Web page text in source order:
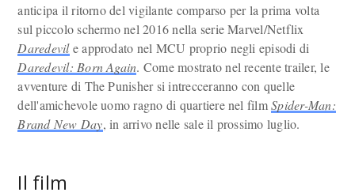
anticipa il ritorno del vigilante comparso per la prima volta
sul piccolo schermo nel 2016 nella serie Marvel/Netflix
Daredevile approdato nel MCU proprio negli episodi di
Daredevil: Born Again. Come mostrato nel recente trailer, le
avventure di The Punisher si intrecceranno con quelle
dell'amichevole uomo ragno di quartiere nel filmSpider-Man:
Brand New Day, in arrivo nelle sale il prossimo luglio.
Il film